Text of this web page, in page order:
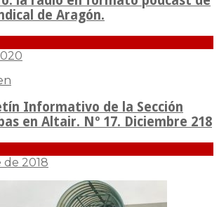
de Aragón.
Informativo de la Sección
en Altair. Nº 17. Diciembre 218
2018